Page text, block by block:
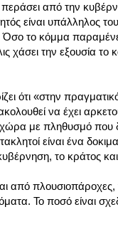
από την
είναι υπάλληλος
το κόμμα
την εξουσία το
ότι «στην
να έχει
με πληθυσμό που
είναι ένα
το κράτος
από πλουσιοπάροχες,
Το ποσό είναι